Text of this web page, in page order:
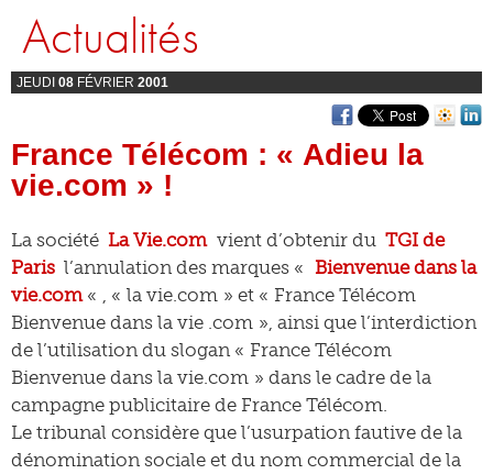
Actualités
JEUDI 08 FÉVRIER 2001
France Télécom : « Adieu la
vie.com » !
La société La Vie.com vient d’obtenir du TGI de
Paris l’annulation des marques « Bienvenue dans la
vie.com « , « la vie.com » et « France Télécom
Bienvenue dans la vie .com », ainsi que l’interdiction
de l’utilisation du slogan « France Télécom
Bienvenue dans la vie.com » dans le cadre de la
campagne publicitaire de France Télécom.
Le tribunal considère que l’usurpation fautive de la
dénomination sociale et du nom commercial de la